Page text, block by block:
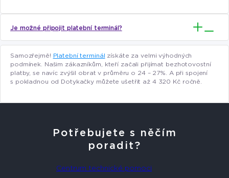
Je možné připojit platební terminál?
Samozřejmě! Platební terminál získáte za velmi výhodných
podmínek. Našim zákazníkům, kteří začali přijímat bezhotovostní
platby, se navíc zvýšil obrat v průměru o 24 – 27%. A při spojení
s pokladnou od Dotykačky můžete ušetřit až 4 320 Kč ročně.
Potřebujete s něčím
poradit?
Centrum technické pomoci